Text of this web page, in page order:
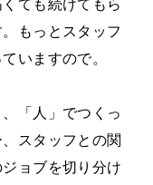
ても続けてもら
もっとスタッフ
いますので。
「人」でつくっ
スタッフとの関
ョブを切り分け